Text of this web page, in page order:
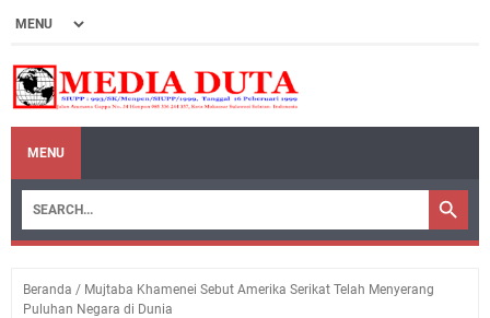
MENU
Beranda / Mujtaba Khamenei Sebut Amerika Serikat Telah Menyerang
Puluhan Negara di Dunia